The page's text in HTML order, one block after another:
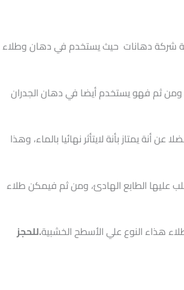
شركة دهانات حيث يستخدم في دهان وطلاء
ومن ثم فهو يستخدم أيضا في دهان الجدران
أنة يمتاز بأنة لايتأثر نهائيا بالماء، وهذا
عليها الطابع الهادئ، ومن ثم فيمكن طلاء
هذاء النوع علي الأسطح الخشبية.للحجز